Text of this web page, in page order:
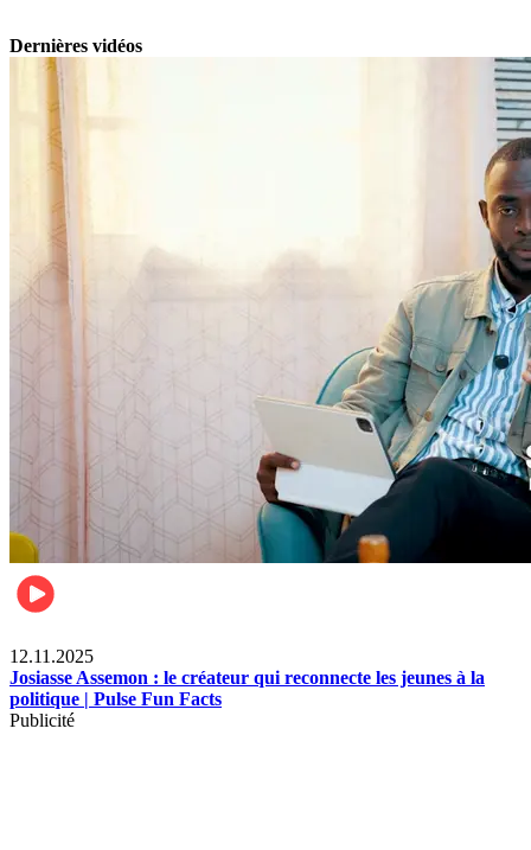
Dernières vidéos
12.11.2025
Josiasse Assemon : le créateur qui reconnecte les jeunes à la
politique | Pulse Fun Facts
Publicité